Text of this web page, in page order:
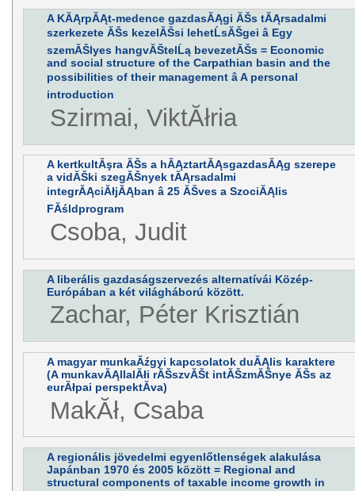
A KĂĄrpĂĄt-medence gazdasĂĄgi ĂŠs tĂĄrsadalmi
szerkezete ĂŠs kezelĂŠsi lehetĹsĂŠgei â Egy
szemĂŠlyes hangvĂŠtelĹą bevezetĂŠs = Economic
and social structure of the Carpathian basin and the
possibilities of their management â A personal
introduction
Szirmai, ViktĂłria
A kertkultĂşra ĂŠs a hĂĄztartĂĄsgazdasĂĄg szerepe
a vidĂŠki szegĂŠnyek tĂĄrsadalmi
integrĂĄciĂłjĂĄban â 25 ĂŠves a SzociĂĄlis
FĂśldprogram
Csoba, Judit
A liberális gazdaságszervezés alternatívái Közép-
Európában a két világháború között.
Zachar, Péter Krisztián
A magyar munkaĂźgyi kapcsolatok duĂĄlis karaktere
(A munkavĂĄllalĂłi rĂŠszvĂŠt intĂŠzmĂŠnye ĂŠs az
eurĂłpai perspektĂ­va)
MakĂł, Csaba
A regionális jövedelmi egyenlőtlenségek alakulása
Japánban 1970 és 2005 között = Regional and
structural components of taxable income growth in